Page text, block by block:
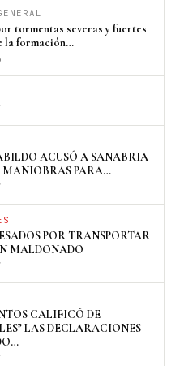
tormentas severas y fuertes
la formación…
ACUSÓ A SANABRIA
MANIOBRAS PARA…
POR TRANSPORTAR
MALDONADO
CALIFICÓ DE
LAS DECLARACIONES